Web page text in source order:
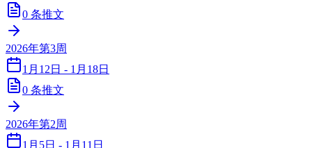
0 条推文
2026年第3周
1月12日 - 1月18日
0 条推文
2026年第2周
1月5日 - 1月11日